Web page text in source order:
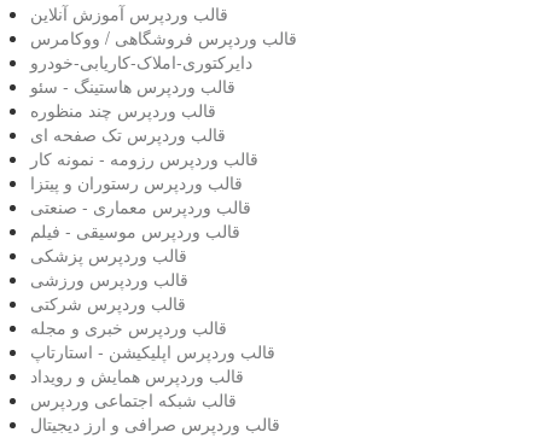
قالب وردپرس آموزش آنلاین
قالب وردپرس فروشگاهی / ووکامرس
دایرکتوری-املاک-کاریابی-خودرو
قالب وردپرس هاستینگ - سئو
قالب وردپرس چند منظوره
قالب وردپرس تک صفحه ای
قالب وردپرس رزومه - نمونه کار
قالب وردپرس رستوران و پیتزا
قالب وردپرس معماری - صنعتی
قالب وردپرس موسیقی - فیلم
قالب وردپرس پزشکی
قالب وردپرس ورزشی
قالب وردپرس شرکتی
قالب وردپرس خبری و مجله
قالب وردپرس اپلیکیشن - استارتاپ
قالب وردپرس همایش و رویداد
قالب شبکه اجتماعی وردپرس
قالب وردپرس صرافی و ارز دیجیتال